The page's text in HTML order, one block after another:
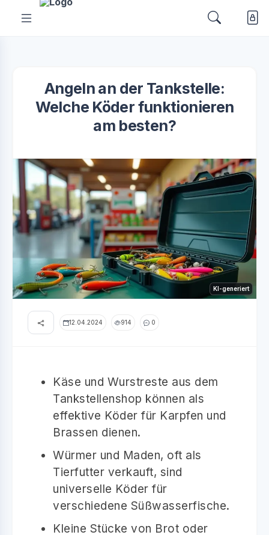
Angeln an der Tankstelle:
Welche Köder funktionieren
am besten?
KI-generiert
12.04.2024 914 0
Käse und Wurstreste aus dem
Tankstellenshop können als
effektive Köder für Karpfen und
Brassen dienen.
Würmer und Maden, oft als
Tierfutter verkauft, sind
universelle Köder für
verschiedene Süßwasserfische.
Kleine Stücke von Brot oder